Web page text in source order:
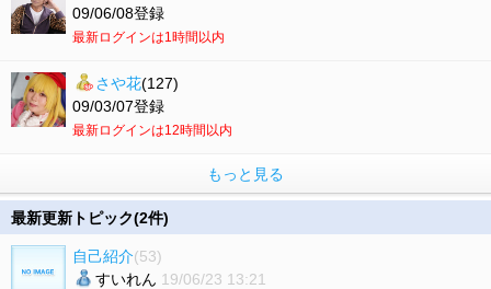
09/06/08登録
最新ログインは1時間以内
さや花(127)
09/03/07登録
最新ログインは12時間以内
もっと見る
最新更新トピック(2件)
自己紹介(53)
すいれん 19/06/23 13:21